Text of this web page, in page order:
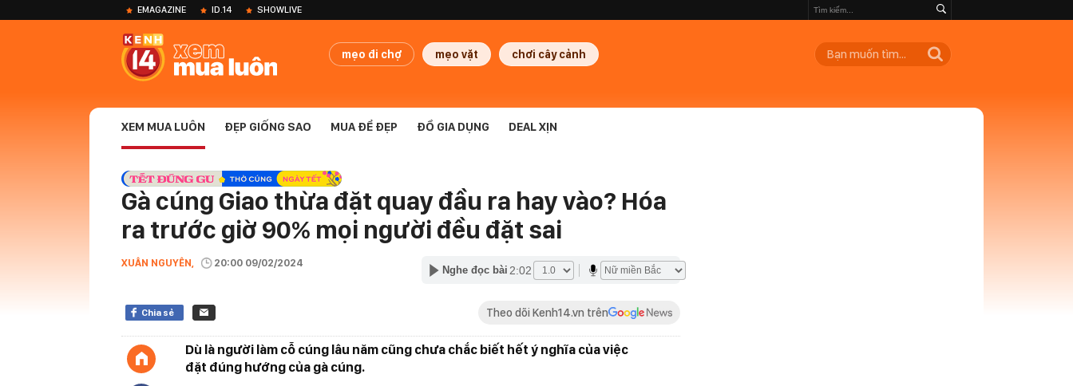
EMAGAZINE ID.14 SHOWLIVE
mẹo đi chợ mẹo vặt chơi cây cảnh
XEM MUA LUÔN ĐẸP GIỐNG SAO MUA ĐỂ ĐẸP ĐỒ GIA DỤNG DEAL XỊN
Gà cúng Giao thừa đặt quay đầu ra hay vào? Hóa
ra trước giờ 90% mọi người đều đặt sai
XUÂN NGUYÊN, 20:00 09/02/2024
Nghe đọc bài 2:02
Chia sẻ Theo dõi Kenh14.vn trên
Dù là người làm cỗ cúng lâu năm cũng chưa chắc biết hết ý nghĩa của việc
đặt đúng hướng của gà cúng.